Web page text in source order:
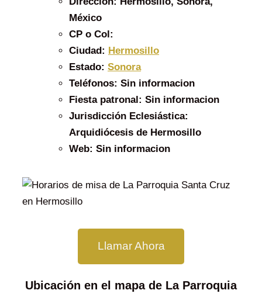
México
CP o Col:
Ciudad: Hermosillo
Estado: Sonora
Teléfonos: Sin informacion
Fiesta patronal: Sin informacion
Jurisdicción Eclesiástica:
Arquidiócesis de Hermosillo
Web: Sin informacion
Llamar Ahora
Ubicación en el mapa de La Parroquia